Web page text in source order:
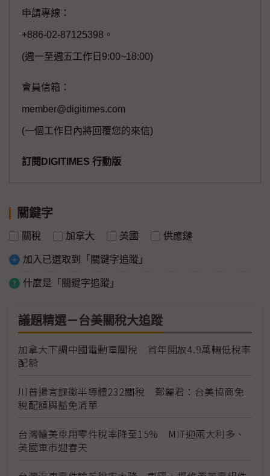
申請專線：
+886-02-87125398。
(週一至週五工作日9:00~18:00)
會員信箱：
member@digitimes.com
(一個工作日內將回覆您的來信)
訂閱DIGITIMES 行動版
關鍵字
關稅 加拿大 美國 供應鏈
加入已選取到「關鍵字追蹤」
什麼是「關鍵字追蹤」
議題精選－台美關稅大追蹤
加拿大下調中國電動車關稅 首年開放4.9萬輛低稅率
配額
川普揚言課徵半導體232關稅 鄭麗君：台美協商免
稅配額與豁免清單
台灣輸美車用零件稅率降至15% MIT迎兩大利多、
美國車市迎春天